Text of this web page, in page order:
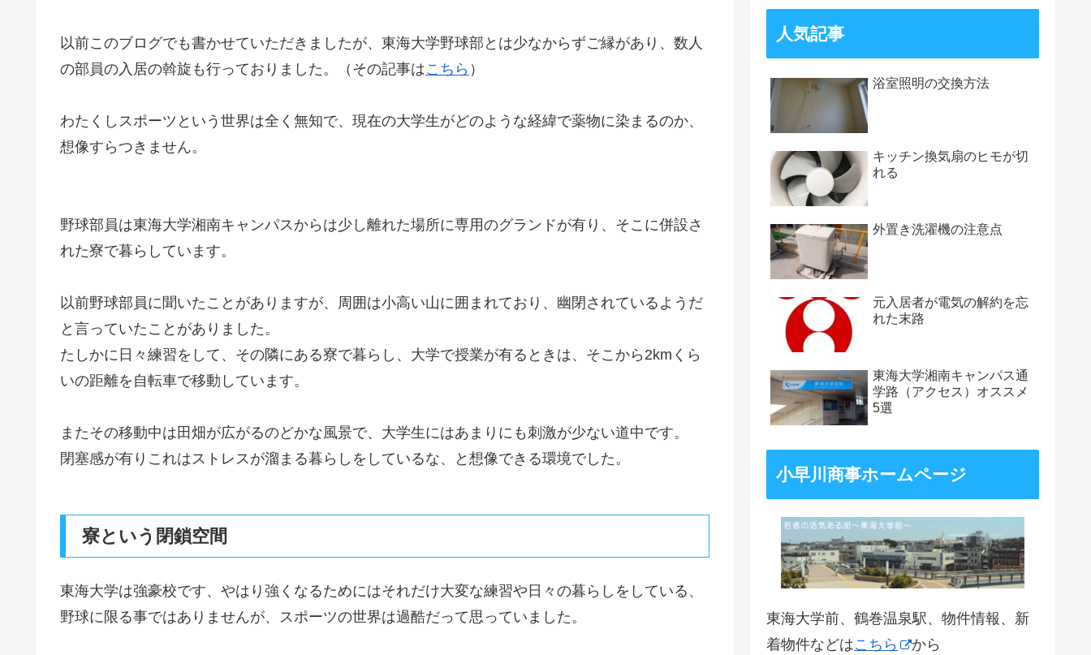
以前このブログでも書かせていただきましたが、東海大学野球部とは少なからずご縁があり、数人
の部員の入居の斡旋も行っておりました。（その記事はこちら ）
わたくしスポーツという世界は全く無知で、現在の大学生がどのような経緯で薬物に染まるのか、
想像すらつきません。
野球部員は東海大学湘南キャンパスからは少し離れた場所に専用のグランドが有り、そこに併設さ
れた寮で暮らしています。
以前野球部員に聞いたことがありますが、周囲は小高い山に囲まれており、幽閉されているようだ
と言っていたことがありました。
たしかに日々練習をして、その隣にある寮で暮らし、大学で授業が有るときは、そこから2kmくら
いの距離を自転車で移動しています。
またその移動中は田畑が広がるのどかな風景で、大学生にはあまりにも刺激が少ない道中です。
閉塞感が有りこれはストレスが溜まる暮らしをしているな、と想像できる環境でした。
寮という閉鎖空間
東海大学は強豪校です、やはり強くなるためにはそれだけ大変な練習や日々の暮らしをしている、
野球に限る事ではありませんが、スポーツの世界は過酷だって思っていました。
人気記事
浴室照明の交換方法
キッチン換気扇のヒモが切
れる
外置き洗濯機の注意点
元入居者が電気の解約を忘
れた末路
東海大学湘南キャンパス通
学路（アクセス）オススメ
5選
小早川商事ホームページ
東海大学前、鶴巻温泉駅、物件情報、新
着物件などはこちら から